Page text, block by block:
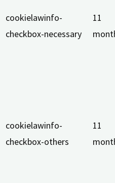
cookielawinfo-
checkbox-necessary
11
cookielawinfo-
checkbox-others
11